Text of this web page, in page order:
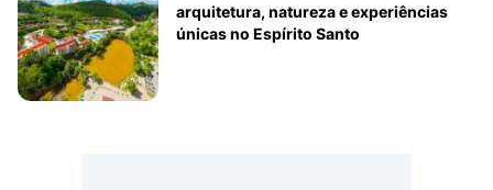
arquitetura, natureza e experiências
únicas no Espírito Santo